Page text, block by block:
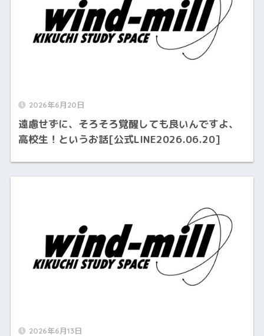
2026年6月20日
遠慮せずに、そろそろ覚醒しても良いんですよ、
高校生！というお話[公式LINE2026.06.20]
2026年6月13日